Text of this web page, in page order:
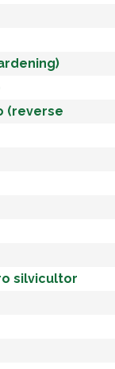
(reverse
silvicultor